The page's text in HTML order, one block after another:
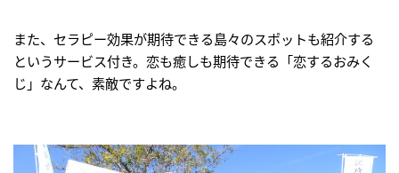
また、セラピー効果が期待できる島々のスポットも紹介する
というサービス付き。恋も癒しも期待できる「恋するおみく
じ」なんて、素敵ですよね。